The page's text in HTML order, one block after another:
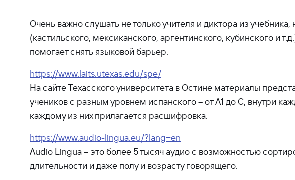
Очень важно слушать не только учителя и диктора из
(кастильского, мексиканского, аргентинского, кубинского и
помогает снять языковой барьер.
https://www.laits.utexas.edu/spe/
На сайте Техасского университета в Остине материалы
учеников с разным уровнем испанского – от A1 до C, внутри
каждому из них прилагается расшифровка.
https://www.audio-lingua.eu/?lang=en
Audio Lingua – это более 5 тысяч аудио с возможностью
длительности и даже полу и возрасту говорящего.